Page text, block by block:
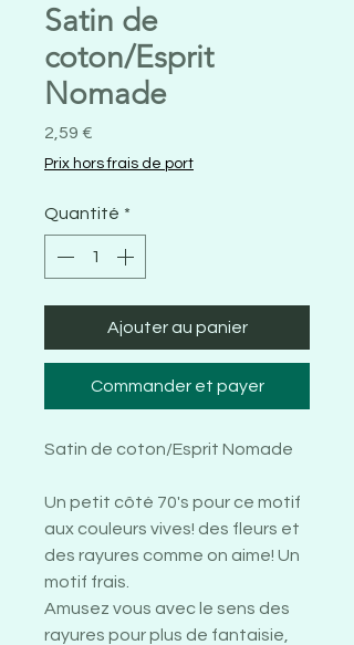
Satin de
coton/Esprit
Nomade
2,59 €
Prix hors frais de port
Quantité *
Ajouter au panier
Commander et payer
Satin de coton/Esprit Nomade
Un petit côté 70's pour ce motif
aux couleurs vives! des fleurs et
des rayures comme on aime! Un
motif frais.
Amusez vous avec le sens des
rayures pour plus de fantaisie,